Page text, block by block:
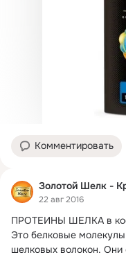
Комментировать
Золотой Шелк -
22 авг 2016
ПРОТЕИНЫ ШЕЛКА в
Это белковые
шелковых волокон. Они